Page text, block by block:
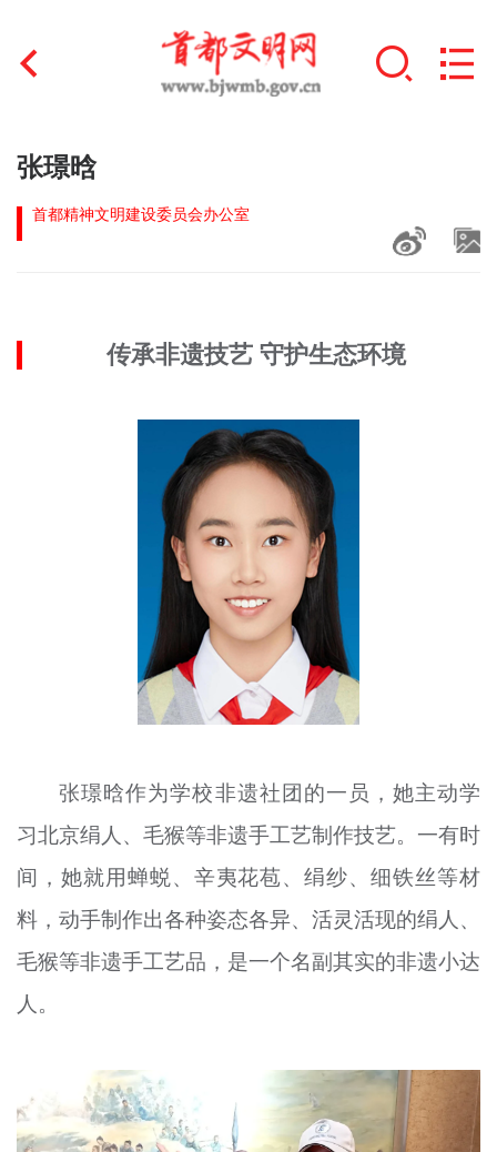
首页
文明创建
未成年人思想道德建设
北京宣传文化引导基金
宣传思想文化人才
张璟晗
首都精神文明建设委员会办公室
传承非遗技艺 守护生态环境
张璟晗作为学校非遗社团的一员，她主动学
习北京绢人、毛猴等非遗手工艺制作技艺。一有时
间，她就用蝉蜕、辛夷花苞、绢纱、细铁丝等材
料，动手制作出各种姿态各异、活灵活现的绢人、
毛猴等非遗手工艺品，是一个名副其实的非遗小达
人。